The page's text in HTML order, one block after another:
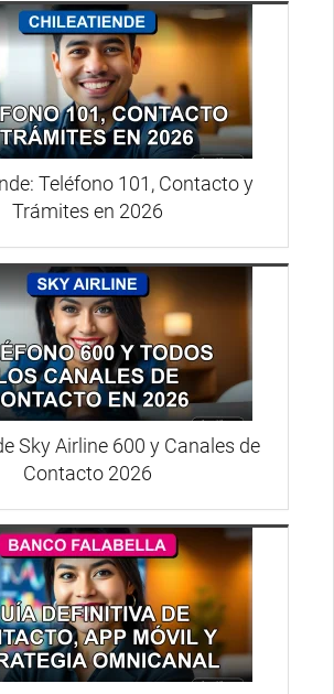
Teléfono 101, Contacto y
Trámites en 2026
Sky Airline 600 y Canales de
Contacto 2026